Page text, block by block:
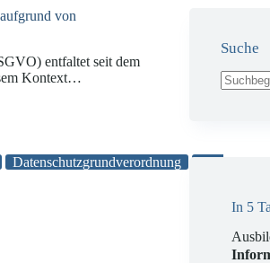
von
entfaltet seit dem
Kontext…
Datenschutzgrundverordnung
EU-
Suche
In 5